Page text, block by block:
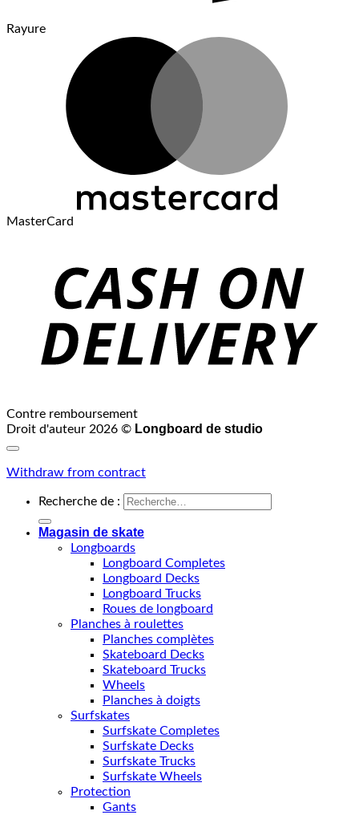
Rayure
MasterCard
Contre remboursement
Droit d'auteur 2026 © Longboard de studio
Withdraw from contract
Recherche de :
Magasin de skate
Longboards
Longboard Completes
Longboard Decks
Longboard Trucks
Roues de longboard
Planches à roulettes
Planches complètes
Skateboard Decks
Skateboard Trucks
Wheels
Planches à doigts
Surfskates
Surfskate Completes
Surfskate Decks
Surfskate Trucks
Surfskate Wheels
Protection
Gants